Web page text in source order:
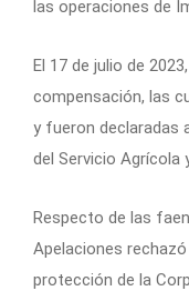
las operaciones de
El 17 de julio de
compensación, las
y fueron declaradas
del Servicio Agrícola
Respecto de las
Apelaciones
protección de la